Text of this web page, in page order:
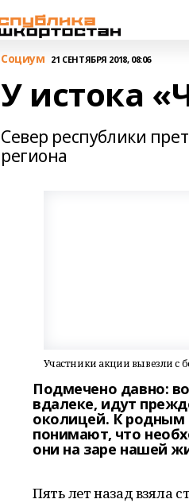
Cоциум 21 СЕНТЯБРЯ 2018, 08:06
У истока
Север республики
региона
Участники акции вывезли с
Подмечено давно:
вдалеке, идут
околицей. К родным
понимают, что
они на заре нашей
Пять лет назад взяла